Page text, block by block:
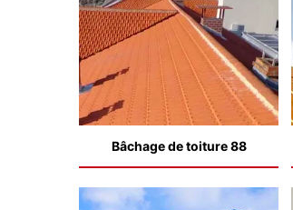
Bâchage de toiture 88